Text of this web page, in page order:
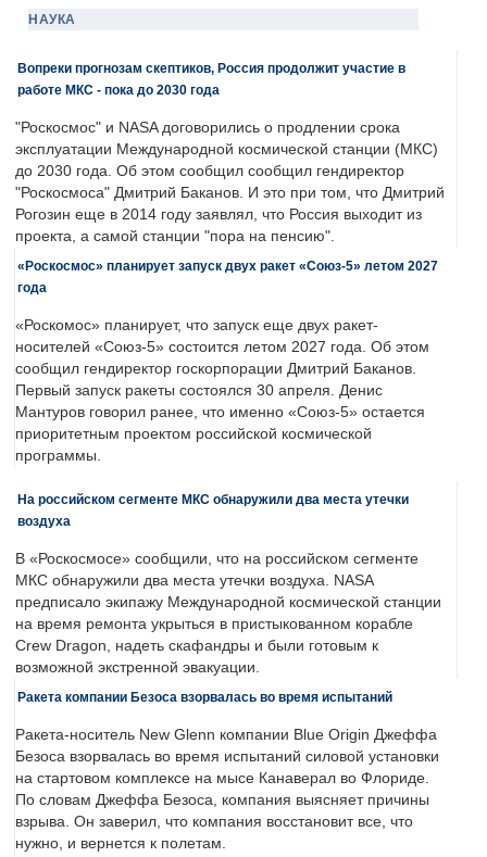
НАУКА
Вопреки прогнозам скептиков, Россия продолжит участие в
работе МКС - пока до 2030 года
"Роскосмос" и NASA договорились о продлении срока
эксплуатации Международной космической станции (МКС)
до 2030 года. Об этом сообщил сообщил гендиректор
"Роскосмоса" Дмитрий Баканов. И это при том, что Дмитрий
Рогозин еще в 2014 году заявлял, что Россия выходит из
проекта, а самой станции "пора на пенсию".
«Роскосмос» планирует запуск двух ракет «Союз-5» летом 2027
года
«Роскомос» планирует, что запуск еще двух ракет-
носителей «Союз-5» состоится летом 2027 года. Об этом
сообщил гендиректор госкорпорации Дмитрий Баканов.
Первый запуск ракеты состоялся 30 апреля. Денис
Мантуров говорил ранее, что именно «Союз-5» остается
приоритетным проектом российской космической
программы.
На российском сегменте МКС обнаружили два места утечки
воздуха
В «Роскосмосе» сообщили, что на российском сегменте
МКС обнаружили два места утечки воздуха. NASA
предписало экипажу Международной космической станции
на время ремонта укрыться в пристыкованном корабле
Crew Dragon, надеть скафандры и были готовым к
возможной экстренной эвакуации.
Ракета компании Безоса взорвалась во время испытаний
Ракета-носитель New Glenn компании Blue Origin Джеффа
Безоса взорвалась во время испытаний силовой установки
на стартовом комплексе на мысе Канаверал во Флориде.
По словам Джеффа Безоса, компания выясняет причины
взрыва. Он заверил, что компания восстановит все, что
нужно, и вернется к полетам.